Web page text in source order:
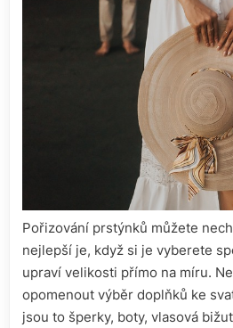
Pořizování prstýnků můžete
nejlepší je, když si je vyberete
upraví velikosti přímo na míru.
opomenout výběr doplňků ke
jsou to šperky, boty, vlasová